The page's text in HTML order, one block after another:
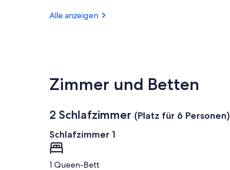
Alle anzeigen
Zimmer und Betten
2 Schlafzimmer (Platz für 6 Personen)
Schlafzimmer 1
1 Queen-Bett